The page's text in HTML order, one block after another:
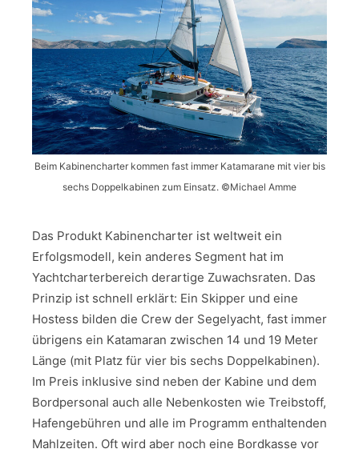
Beim Kabinencharter kommen fast immer Katamarane mit vier bis
sechs Doppelkabinen zum Einsatz. ©Michael Amme
Das Produkt Kabinencharter ist weltweit ein
Erfolgsmodell, kein anderes Segment hat im
Yachtcharterbereich derartige Zuwachsraten. Das
Prinzip ist schnell erklärt: Ein Skipper und eine
Hostess bilden die Crew der Segelyacht, fast immer
übrigens ein Katamaran zwischen 14 und 19 Meter
Länge (mit Platz für vier bis sechs Doppelkabinen).
Im Preis inklusive sind neben der Kabine und dem
Bordpersonal auch alle Nebenkosten wie Treibstoff,
Hafengebühren und alle im Programm enthaltenden
Mahlzeiten. Oft wird aber noch eine Bordkasse vor